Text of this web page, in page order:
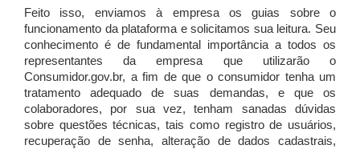
Feito isso, enviamos à empresa os guias sobre o
funcionamento da plataforma e solicitamos sua leitura. Seu
conhecimento é de fundamental importância a todos os
representantes da empresa que utilizarão o
Consumidor.gov.br, a fim de que o consumidor tenha um
tratamento adequado de suas demandas, e que os
colaboradores, por sua vez, tenham sanadas dúvidas
sobre questões técnicas, tais como registro de usuários,
recuperação de senha, alteração de dados cadastrais,